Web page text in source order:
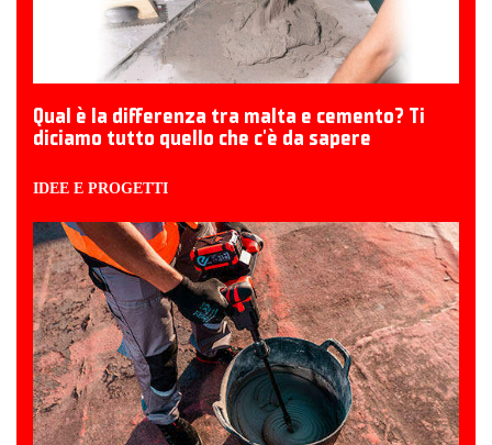
Qual è la differenza tra malta e cemento? Ti
diciamo tutto quello che c'è da sapere
IDEE E PROGETTI